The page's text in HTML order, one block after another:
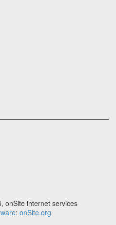
onSite internet services
: onSite.org